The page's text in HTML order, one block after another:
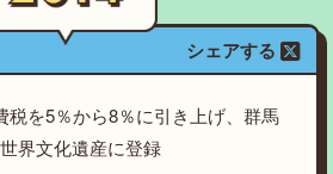
シェアする
税を5％から8％に引き上げ、群馬
界文化遺産に登録